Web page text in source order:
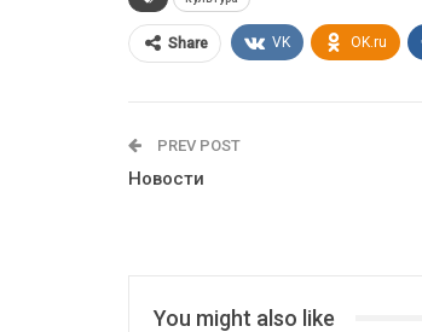
Share VK OK.ru
PREV POST
Новости
You might also like